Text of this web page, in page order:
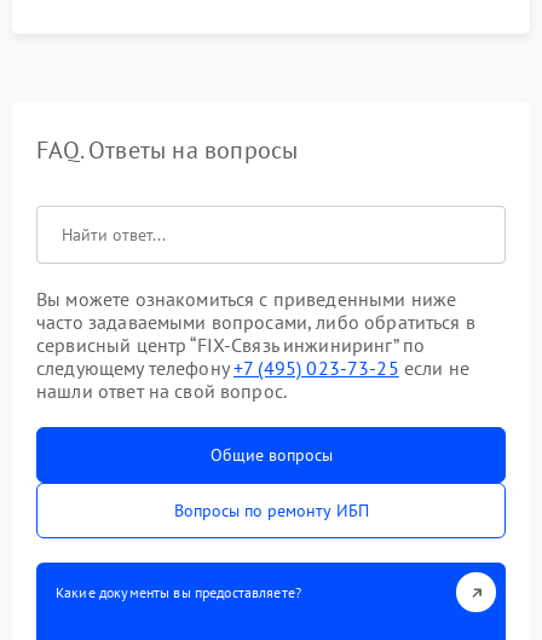
FAQ. Ответы на вопросы
Вы можете ознакомиться с приведенными ниже
часто задаваемыми вопросами, либо обратиться в
сервисный центр “FIX-Связь инжиниринг” по
следующему телефону+7 (495) 023-73-25 если не
нашли ответ на свой вопрос.
Общие вопросы
Вопросы по ремонту ИБП
Какие документы вы предоставляете?